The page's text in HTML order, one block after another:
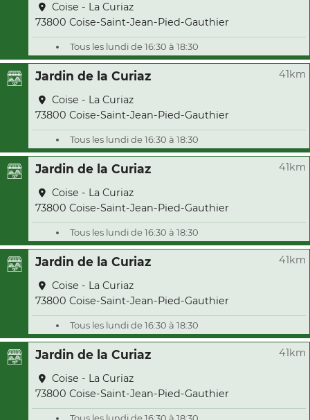
Coise - La Curiaz
73800 Coise-Saint-Jean-Pied-Gauthier
Tous les lundi de 16:30 à 18:30
Jardin de la Curiaz 41km
Coise - La Curiaz
73800 Coise-Saint-Jean-Pied-Gauthier
Tous les lundi de 16:30 à 18:30
Jardin de la Curiaz 41km
Coise - La Curiaz
73800 Coise-Saint-Jean-Pied-Gauthier
Tous les lundi de 16:30 à 18:30
Jardin de la Curiaz 41km
Coise - La Curiaz
73800 Coise-Saint-Jean-Pied-Gauthier
Tous les lundi de 16:30 à 18:30
Jardin de la Curiaz 41km
Coise - La Curiaz
73800 Coise-Saint-Jean-Pied-Gauthier